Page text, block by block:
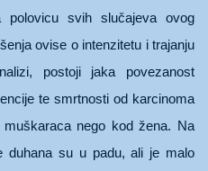
svih slučajeva ovog
ovise o intenzitetu i trajanju
postoji jaka povezanost
te smrtnosti od karcinoma
nego kod žena. Na
duhana su u padu, ali je malo